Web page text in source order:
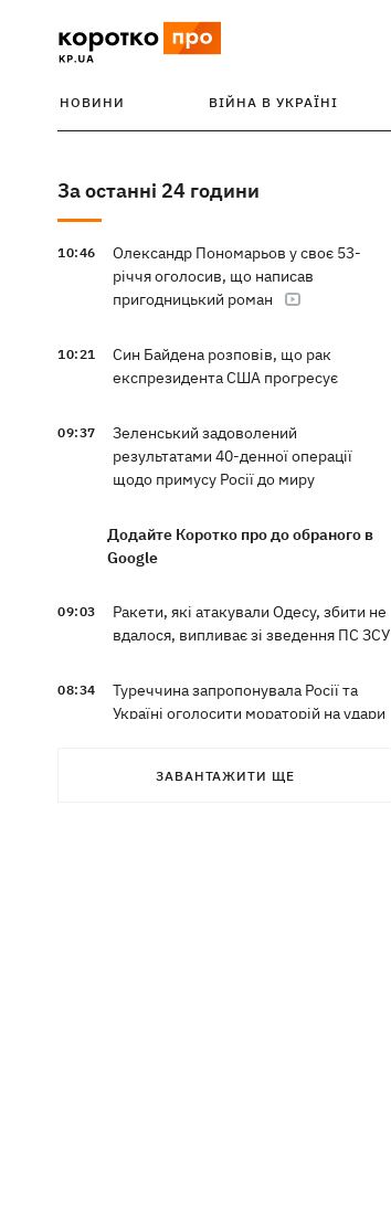
НОВИНИ ВІЙНА В УКРАЇНІ
За останні 24 години
10:46
Олександр Пономарьов у своє 53-
річчя оголосив, що написав
пригодницький роман
10:21
Син Байдена розповів, що рак
експрезидента США прогресує
09:37
Зеленський задоволений
результатами 40-денної операції
щодо примусу Росії до миру
Додайте Коротко про до обраного в
Google
09:03
Ракети, які атакували Одесу, збити не
вдалося, випливає зі зведення ПС ЗСУ
08:34
Туреччина запропонувала Росії та
Україні оголосити мораторій на удари
ЗАВАНТАЖИТИ ЩЕ